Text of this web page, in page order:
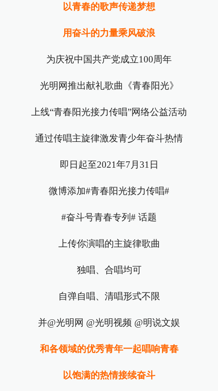
以青春的歌声传递梦想
用奋斗的力量乘风破浪
为庆祝中国共产党成立100周年
光明网推出献礼歌曲《青春阳光》
上线“青春阳光接力传唱”网络公益活动
通过传唱主旋律激发青少年奋斗热情
即日起至2021年7月31日
微博添加#青春阳光接力传唱#
#奋斗号青春专列# 话题
上传你演唱的主旋律歌曲
独唱、合唱均可
自弹自唱、清唱形式不限
并@光明网 @光明视频 @明说文娱
和各领域的优秀青年一起唱响青春
以饱满的热情接续奋斗